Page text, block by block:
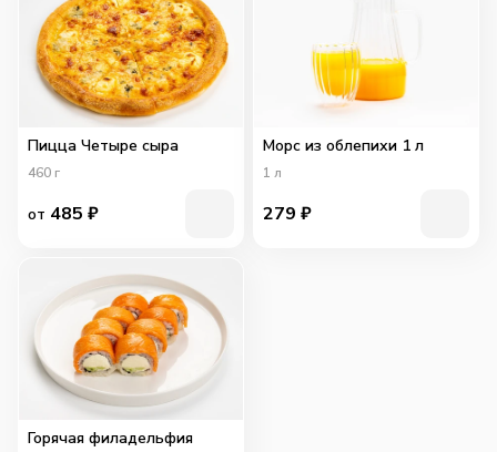
Пицца Четыре сыра
460 г
от 485 ₽
Морс из облепихи 1 л
1 л
279 ₽
Горячая филадельфия